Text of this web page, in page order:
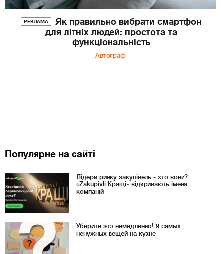
РЕКЛАМА
Як правильно вибрати смартфон
для літніх людей: простота та
функціональність
Автограф
Популярне на сайті
Лідери ринку закупівель - хто вони?
«Zakupivli Кращі» відкривають імена
компаній
Уберите это немедленно! 9 самых
ненужных вещей на кухне